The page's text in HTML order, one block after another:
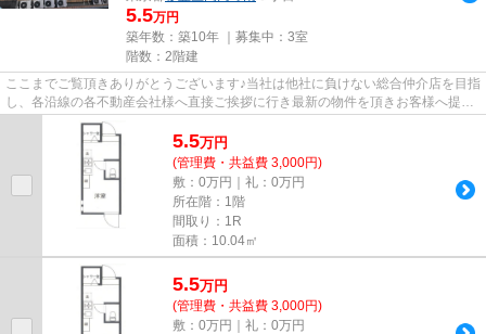
5.5万円
築年数：築10年 ｜募集中： 3室
階数：2階建
ここまでご覧頂きありがとうございます♪当社は他社に負けない総合仲介店を目指
し、各沿線の各不動産会社様へ直接ご挨拶に行き最新の物件を頂きお客様へ提供
しております！最新の情報は...
5.5万円
(管理費・共益費 3,000円)
敷：0万円｜礼：0万円
所在階：1階
間取り：1R
面積：10.04㎡
5.5万円
(管理費・共益費 3,000円)
敷：0万円｜礼：0万円